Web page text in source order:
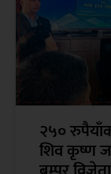
२५०
शिव कृष्ण